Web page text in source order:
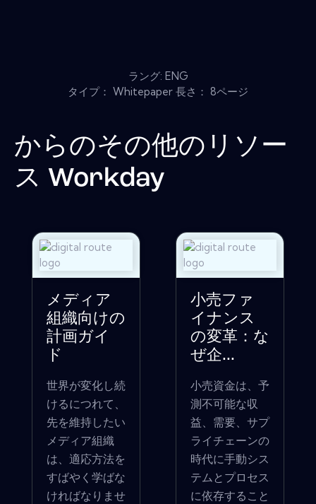
ラング: ENG
タイプ： Whitepaper 長さ： 8ページ
からのその他のリソー
ス Workday
メディア
組織向けの
計画ガイ
ド
世界が変化し続
けるにつれて、
先を維持したい
メディア組織
は、適応方法を
すばやく学ばな
ければなりませ
小売ファ
イナンス
の変革：な
ぜ企...
小売資金は、予
測不可能な収
益、需要、サプ
ライチェーンの
時代に手動シス
テムとプロセス
に依存すること